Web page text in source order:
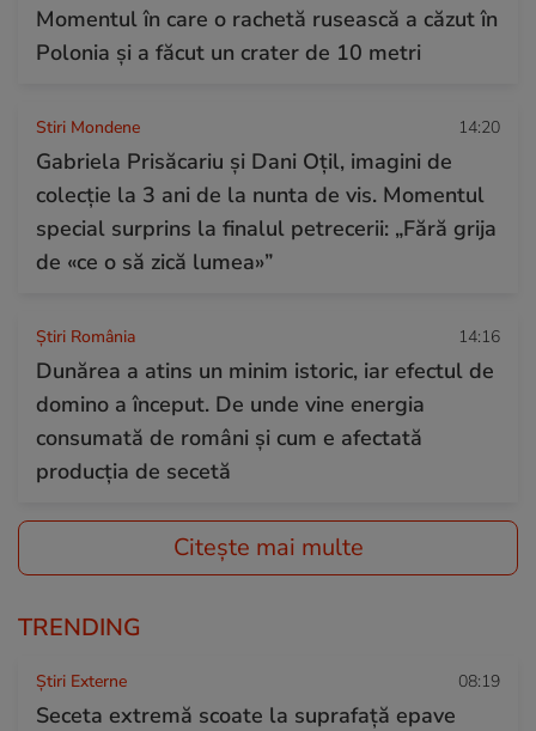
Momentul în care o rachetă rusească a căzut în
Polonia și a făcut un crater de 10 metri
Stiri Mondene 14:20
Gabriela Prisăcariu și Dani Oțil, imagini de
colecție la 3 ani de la nunta de vis. Momentul
special surprins la finalul petrecerii: „Fără grija
de «ce o să zică lumea»”
Știri România 14:16
Dunărea a atins un minim istoric, iar efectul de
domino a început. De unde vine energia
consumată de români și cum e afectată
producția de secetă
Citește mai multe
TRENDING
Știri Externe 08:19
Seceta extremă scoate la suprafață epave